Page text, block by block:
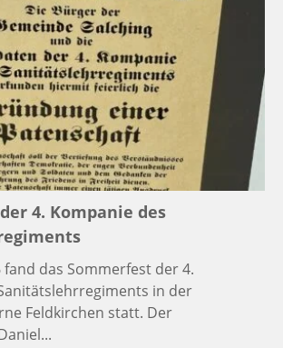
4. Kompanie des
fand das Sommerfest der 4.
in der
Feldkirchen statt. Der